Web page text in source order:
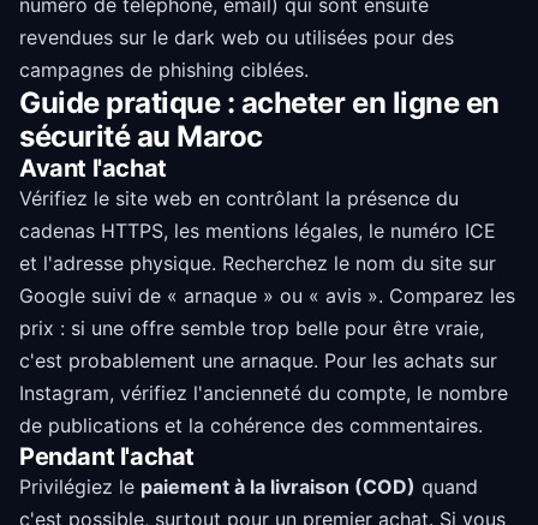
numéro de téléphone, email) qui sont ensuite
revendues sur le dark web ou utilisées pour des
campagnes de phishing ciblées.
Guide pratique : acheter en ligne en
sécurité au Maroc
Avant l'achat
Vérifiez le site web en contrôlant la présence du
cadenas HTTPS, les mentions légales, le numéro ICE
et l'adresse physique. Recherchez le nom du site sur
Google suivi de « arnaque » ou « avis ». Comparez les
prix : si une offre semble trop belle pour être vraie,
c'est probablement une arnaque. Pour les achats sur
Instagram, vérifiez l'ancienneté du compte, le nombre
de publications et la cohérence des commentaires.
Pendant l'achat
Privilégiez le paiement à la livraison (COD) quand
c'est possible, surtout pour un premier achat. Si vous